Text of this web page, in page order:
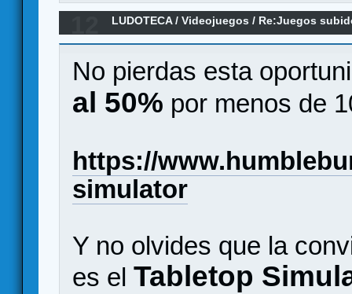
LUDOTECA/Videojuegos / Re:Juegos
No pierdas esta
al 50% por menos de
https://
simulator
Y no olvides que la
es el Tabletop